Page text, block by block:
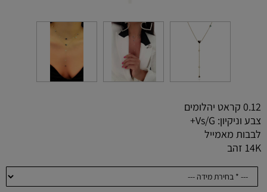
0.12 קראט יהלומים
צבע וניקיון: Vs/G+
לבבות מאמייל
14K זהב